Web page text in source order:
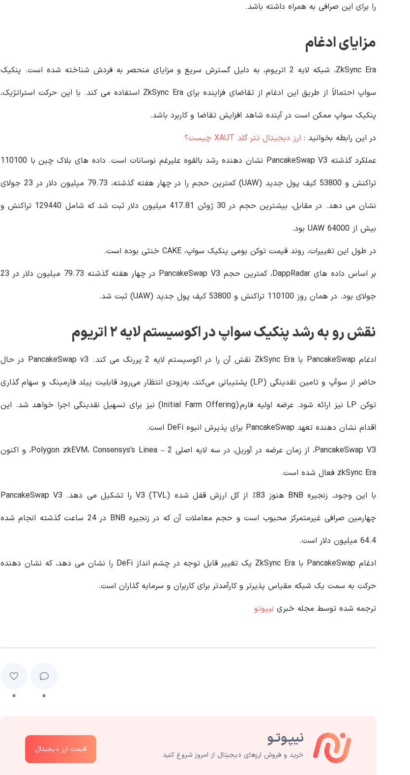
را برای این صرافی به همراه داشته باشد.
مزایای ادغام
ZkSync Era، شبکه لایه 2 اتریوم، به دلیل گسترش سریع و مزایای منحصر به فردش شناخته شده است. پنکیک
سواپ احتمالاً از طریق این ادغام از تقاضای فزاینده برای ZkSync Era استفاده می کند. با این حرکت استراتژیک،
پنکیک سواپ ممکن است در آینده شاهد افزایش تقاضا و کاربرد باشد.
در این رابطه بخوانید‌ : ارز دیجیتال تتر گلد XAUT چیست؟
عملکرد گذشته PancakeSwap V3 نشان دهنده رشد بالقوه علیرغم نوسانات است. داده های بلاک چین با 110100
تراکنش و 53800 کیف پول جدید (UAW) کمترین حجم را در چهار هفته گذشته، 79.73 میلیون دلار در 23 جولای
نشان می دهد. در مقابل، بیشترین حجم در 30 ژوئن 417.81 میلیون دلار ثبت شد که شامل 129440 تراکنش و
بیش از 64000 UAW بود.
در طول این تغییرات، روند قیمت توکن بومی پنکیک سواپ، CAKE خنثی بوده است.
بر اساس داده های DappRadar، کمترین حجم PancakeSwap V3 در چهار هفته گذشته 79.73 میلیون دلار در 23
جولای بود. در همان روز 110100 تراکنش و 53800 کیف پول جدید (UAW) ثبت شد.
نقش رو به رشد پنکیک سواپ در اکوسیستم لایه ۲ اتریوم
ادغام PancakeSwap با ZkSync Era نقش آن را در اکوسیستم لایه 2 پررنگ می کند. PancakeSwap v3 در حال
حاضر از سوآپ و تامین نقدینگی (LP) پشتیبانی می‌کند، به‌زودی انتظار می‌رود قابلیت ییلد فارمینگ و سهام گذاری
توکن LP نیز ارائه شود. عرضه اولیه فارم (Initial Farm Offering) نیز برای تسهیل نقدینگی اجرا خواهد شد. این
اقدام نشان دهنده تعهد PancakeSwap برای پذیرش انبوه DeFi است.
PancakeSwap V3، از زمان عرضه در آوریل، در سه لایه اصلی 2 – Polygon zkEVM، Consensys’s Linea، و اکنون
zkSync Era فعال شده است.
با این وجود، زنجیره BNB هنوز 83٪ از کل ارزش قفل شده V3 (TVL) را تشکیل می دهد. PancakeSwap V3
چهارمین صرافی غیرمتمرکز محبوب است و حجم معاملات آن که در زنجیره BNB در 24 ساعت گذشته انجام شده
64.4 میلیون دلار است.
ادغام PancakeSwap با ZkSync Era یک تغییر قابل توجه در چشم انداز DeFi را نشان می دهد، که نشان دهنده
حرکت به سمت یک شبکه مقیاس پذیرتر و کارآمدتر برای کاربران و سرمایه گذاران است.
ترجمه شده توسط مجله خبری نیپوتو
۰ ۰
خرید و فروش ارزهای دیجیتال از امروز شروع کنید
قیمت ارز دیجیتال